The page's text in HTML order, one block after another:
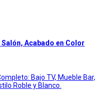
Acabado en Color